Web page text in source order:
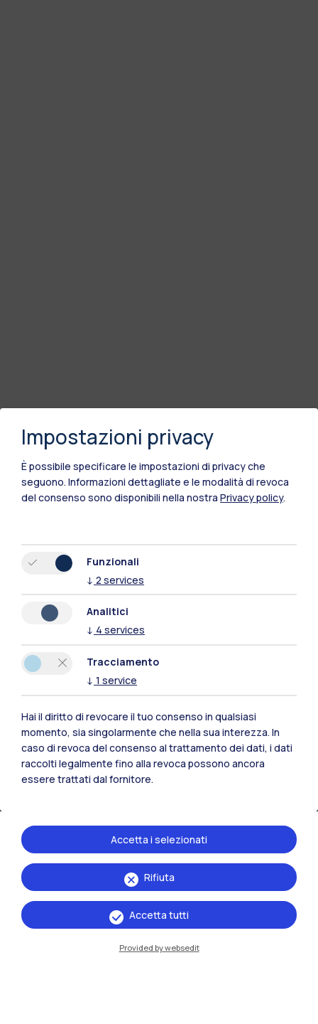
Polimi Community
Tutti i siti dell’ecosistema
Impostazioni privacy
È possibile specificare le impostazioni di privacy che
seguono. Informazioni dettagliate e le modalità di revoca
del consenso sono disponibili nella nostra Privacy policy.
Funzionali
↓ 2 services
Analitici
↓ 4 services
Tracciamento
↓ 1 service
Hai il diritto di revocare il tuo consenso in qualsiasi
momento, sia singolarmente che nella sua interezza. In
caso di revoca del consenso al trattamento dei dati, i dati
raccolti legalmente fino alla revoca possono ancora
essere trattati dal fornitore.
Rifiuta
Accetta i selezionati
Accetta tutti
Provided by websedit